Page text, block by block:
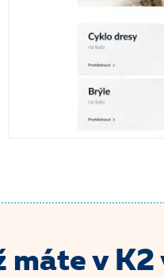
máte v